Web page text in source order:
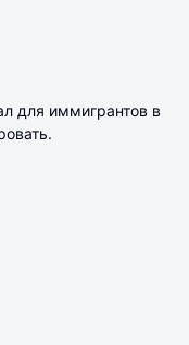
для иммигрантов в